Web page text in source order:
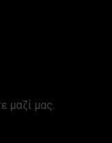
μαζί μας.